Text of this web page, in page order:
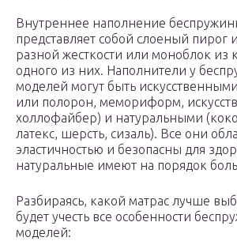
Внутреннее наполнение
представляет собой слоеный пирог
разной жесткости или моноблок из
одного из них. Наполнители у
моделей могут быть
или полорон, мемориформ,
холлофайбер) и натуральными
латекс, шерсть, сизаль). Все они
эластичностью и безопасны для
натуральные имеют на порядок
Разбираясь, какой матрас лучше
будет учесть все особенности
моделей: